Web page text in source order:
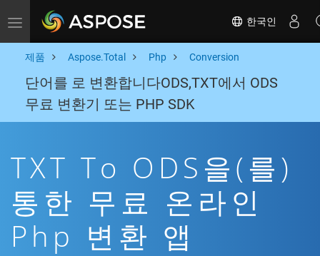
Toggle navigation 한국인
제품 Aspose.Total Php Conversion
단어를 로 변환합니다ODS,TXT에서 ODS
무료 변환기 또는 PHP SDK
TXT To ODS을(를)
통한 무료 온라인
Php 변환 앱